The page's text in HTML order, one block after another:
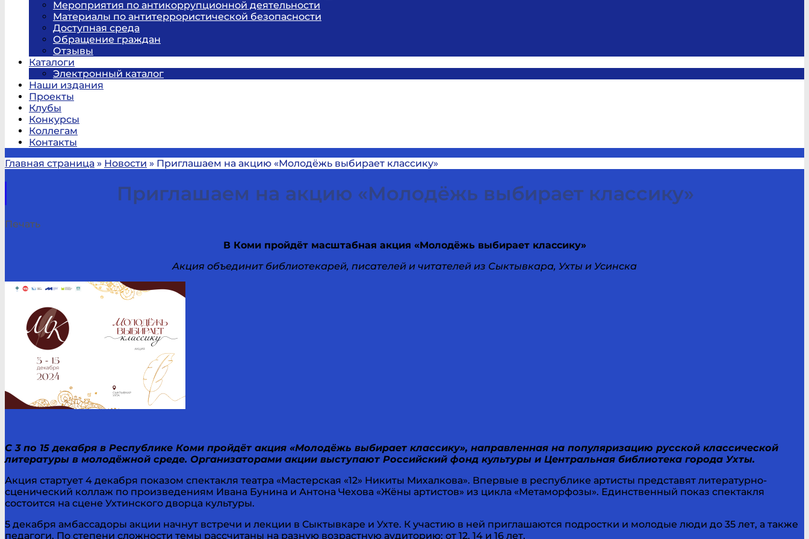
Мероприятия по антикоррупционной деятельности
Материалы по антитеррористической безопасности
Доступная среда
Обращение граждан
Отзывы
Каталоги
Электронный каталог
Наши издания
Проекты
Клубы
Конкурсы
Коллегам
Контакты
Главная страница » Новости » Приглашаем на акцию «Молодёжь выбирает классику»
Приглашаем на акцию «Молодёжь выбирает классику»
Печать
В Коми пройдёт масштабная акция «Молодёжь выбирает классику»
Акция объединит библиотекарей, писателей и читателей из Сыктывкара, Ухты и Усинска
С 3 по 15 декабря в Республике Коми пройдёт акция «Молодёжь выбирает классику», направленная на популяризацию русской классической
литературы в молодёжной среде. Организаторами акции выступают Российский фонд культуры и Центральная библиотека города Ухты.
Акция стартует 4 декабря показом спектакля театра «Мастерская «12» Никиты Михалкова». Впервые в республике артисты представят литературно-
сценический коллаж по произведениям Ивана Бунина и Антона Чехова «Жёны артистов» из цикла «Метаморфозы». Единственный показ спектакля
состоится на сцене Ухтинского дворца культуры.
5 декабря амбассадоры акции начнут встречи и лекции в Сыктывкаре и Ухте. К участию в ней приглашаются подростки и молодые люди до 35 лет, а также
педагоги. По степени сложности темы рассчитаны на разную возрастную аудиторию: от 12, 14 и 16 лет.